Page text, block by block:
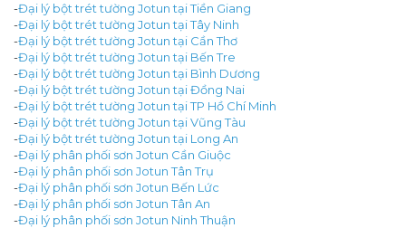
-Đại lý bột trét tường Jotun tại Tiền Giang
-Đại lý bột trét tường Jotun tại Tây Ninh
-Đại lý bột trét tường Jotun tại Cần Thơ
-Đại lý bột trét tường Jotun tại Bến Tre
-Đại lý bột trét tường Jotun tại Bình Dương
-Đại lý bột trét tường Jotun tại Đồng Nai
-Đại lý bột trét tường Jotun tại TP Hồ Chí Minh
-Đại lý bột trét tường Jotun tại Vũng Tàu
-Đại lý bột trét tường Jotun tại Long An
-Đại lý phân phối sơn Jotun Cần Giuộc
-Đại lý phân phối sơn Jotun Tân Trụ
-Đại lý phân phối sơn Jotun Bến Lức
-Đại lý phân phối sơn Jotun Tân An
-Đại lý phân phối sơn Jotun Ninh Thuận